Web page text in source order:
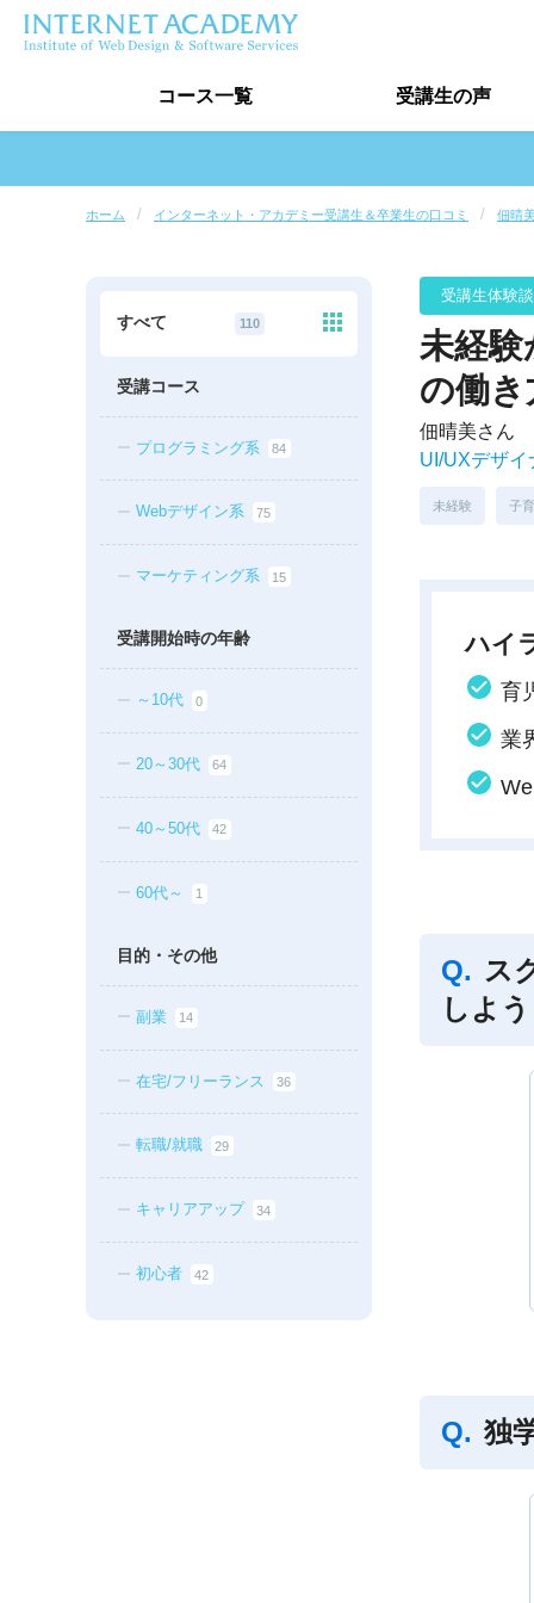
コース一覧 受講生の声
受講生の声トップ
受講生インタビュー
最新口コミ情報
ホーム インターネット・アカデミー受講生＆卒業生の口コミ 佃晴
未経験
の働
佃晴美さん
UI/UXデザイ
未経験 子
ハイ
育
業
ス
しよ
独
すべて 110
受講コース
プログラミング系 84
Webデザイン系 75
マーケティング系 15
受講開始時の年齢
～10代 0
20～30代 64
40～50代 42
60代～ 1
目的・その他
副業 14
在宅/フリーランス 36
転職/就職 29
キャリアアップ 34
初心者 42